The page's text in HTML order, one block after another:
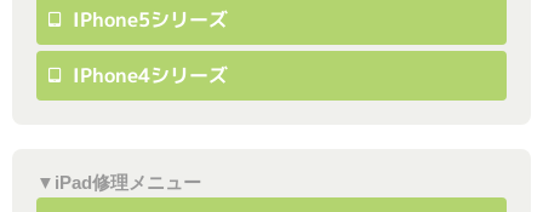
IPhone5シリーズ
IPhone4シリーズ
▼iPad修理メニュー